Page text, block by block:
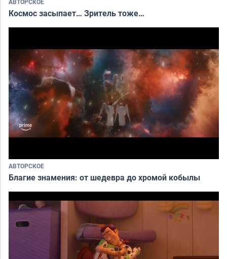
АВТОРСКОЕ
Космос засыпает… Зритель тоже…
АВТОРСКОЕ
Благие знамения: от шедевра до хромой кобылы